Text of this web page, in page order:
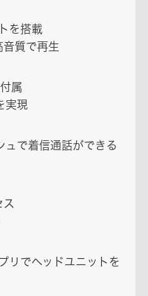
を搭載
音質で再生
属
実現
ュで着信通話ができる
ス
リでヘッドユニットを